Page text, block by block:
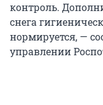
контроль.
снега
нормируется, —
управлении